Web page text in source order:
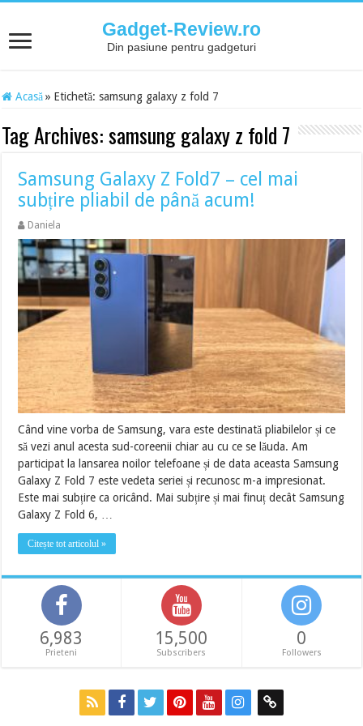
Gadget-Review.ro
Din pasiune pentru gadgeturi
Acasă » Etichetă:samsung galaxy z fold 7
Tag Archives:samsung galaxy z fold 7
Samsung Galaxy Z Fold7 – cel mai
subțire pliabil de până acum!
Daniela
Când vine vorba de Samsung, vara este destinată pliabilelor și ce
să vezi anul acesta sud-coreenii chiar au cu ce se lăuda. Am
participat la lansarea noilor telefoane și de data aceasta Samsung
Galaxy Z Fold 7 este vedeta seriei și recunosc m-a impresionat.
Este mai subțire ca oricând. Mai subțire și mai finuț decât Samsung
Galaxy Z Fold 6, …
Citește tot articolul »
6,983
Prieteni
15,500
Subscribers
0
Followers